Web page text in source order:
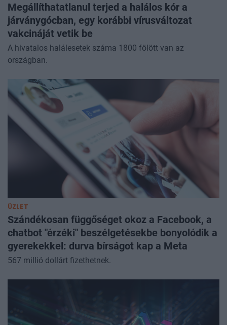
Megállíthatatlanul terjed a halálos kór a
járványgócban, egy korábbi vírusváltozat
vakcináját vetik be
A hivatalos halálesetek száma 1800 fölött van az
országban.
ÜZLET
Szándékosan függőséget okoz a Facebook, a
chatbot "érzéki" beszélgetésekbe bonyolódik a
gyerekekkel: durva bírságot kap a Meta
567 millió dollárt fizethetnek.